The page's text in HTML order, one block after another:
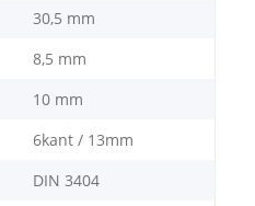
30,5 mm
8,5 mm
10 mm
6kant / 13mm
DIN 3404